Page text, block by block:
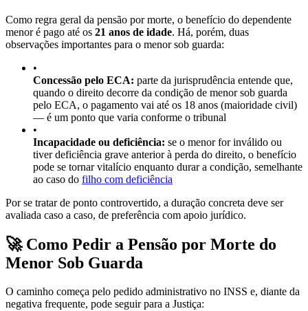
Como regra geral da pensão por morte, o benefício do dependente
menor é pago até os 21 anos de idade. Há, porém, duas
observações importantes para o menor sob guarda:
•
Concessão pelo ECA: parte da jurisprudência entende que,
quando o direito decorre da condição de menor sob guarda
pelo ECA, o pagamento vai até os 18 anos (maioridade civil)
— é um ponto que varia conforme o tribunal
•
Incapacidade ou deficiência: se o menor for inválido ou
tiver deficiência grave anterior à perda do direito, o benefício
pode se tornar vitalício enquanto durar a condição, semelhante
ao caso do filho com deficiência
Por se tratar de ponto controvertido, a duração concreta deve ser
avaliada caso a caso, de preferência com apoio jurídico.
🚀 Como Pedir a Pensão por Morte do
Menor Sob Guarda
O caminho começa pelo pedido administrativo no INSS e, diante da
negativa frequente, pode seguir para a Justiça: